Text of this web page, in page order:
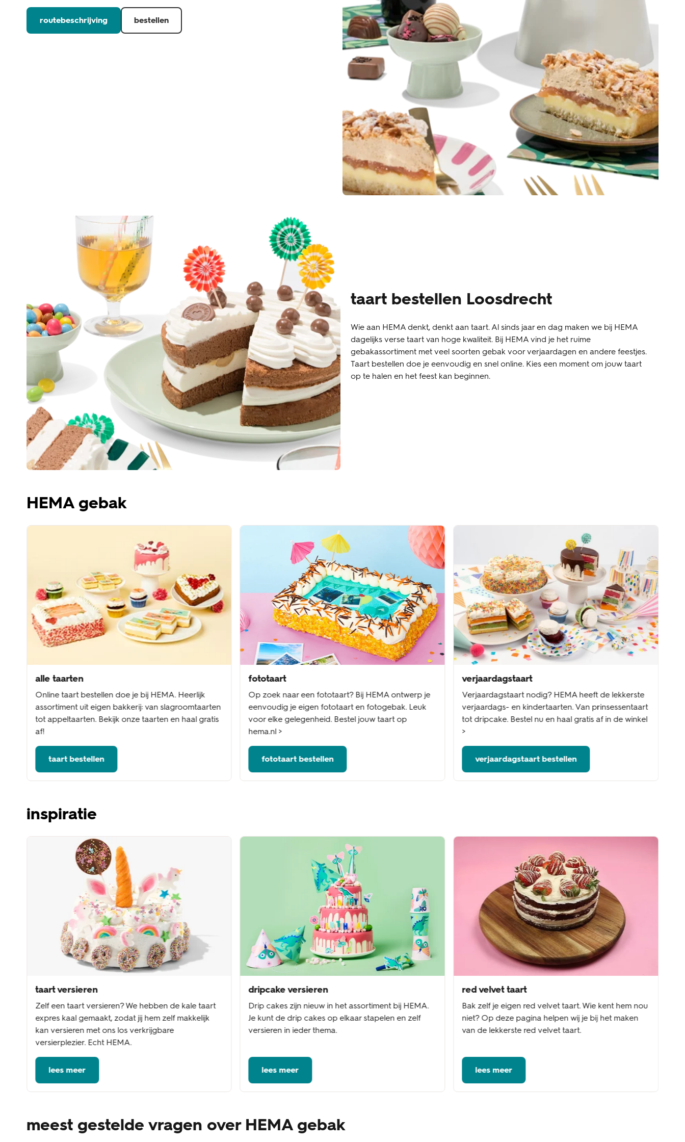
routebeschrijving bestellen
taart bestellen Loosdrecht
Wie aan HEMA denkt, denkt aan taart. Al sinds jaar en dag maken we bij HEMA
dagelijks verse taart van hoge kwaliteit. Bij HEMA vind je het ruime
gebakassortiment met veel soorten gebak voor verjaardagen en andere feestjes.
Taart bestellen doe je eenvoudig en snel online. Kies een moment om jouw taart
op te halen en het feest kan beginnen.
HEMA gebak
alle taarten
Online taart bestellen doe je bij HEMA. Heerlijk
assortiment uit eigen bakkerij: van slagroomtaarten
tot appeltaarten. Bekijk onze taarten en haal gratis
af!
taart bestellen
fototaart
Op zoek naar een fototaart? Bij HEMA ontwerp je
eenvoudig je eigen fototaart en fotogebak. Leuk
voor elke gelegenheid. Bestel jouw taart op
hema.nl >
fototaart bestellen
verjaardagstaart
Verjaardagstaart nodig? HEMA heeft de lekkerste
verjaardags- en kindertaarten. Van prinsessentaart
tot dripcake. Bestel nu en haal gratis af in de winkel
>
verjaardagstaart bestellen
inspiratie
taart versieren
Zelf een taart versieren? We hebben de kale taart
expres kaal gemaakt, zodat jij hem zelf makkelijk
kan versieren met ons los verkrijgbare
versierplezier. Echt HEMA.
lees meer
dripcake versieren
Drip cakes zijn nieuw in het assortiment bij HEMA.
Je kunt de drip cakes op elkaar stapelen en zelf
versieren in ieder thema.
lees meer
red velvet taart
Bak zelf je eigen red velvet taart. Wie kent hem nou
niet? Op deze pagina helpen wij je bij het maken
van de lekkerste red velvet taart.
lees meer
meest gestelde vragen over HEMA gebak